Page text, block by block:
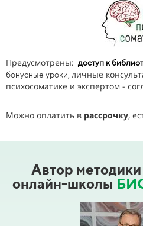
Предусмотрены: доступ к
бонусные уроки личные
психосоматике и экспертом -
Можно оплатить в рассрочку,
Автор
онлайн-школы